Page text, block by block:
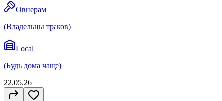
Овнерам
(Владельцы траков)
Local
(Будь дома чаще)
22.05.26